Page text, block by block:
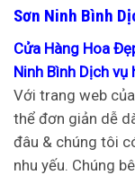
Sơn Ninh Bình
Cửa Hàng Hoa
Ninh Bình Dịch
Với trang web
thể đơn giản dễ
đâu & chúng tôi
nhu yếu. Chúng